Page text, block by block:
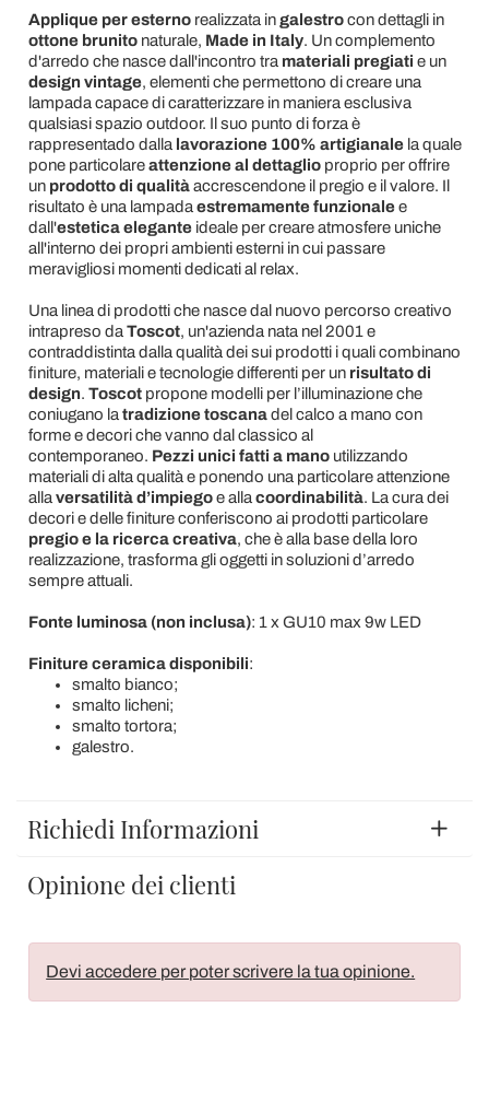
Applique per esterno realizzata ingalestrocon dettagli in
ottone brunito naturale, Made in Italy. Un complemento
d'arredo che nasce dall'incontro tra materiali pregiati e un
design vintage, elementi che permettono di creare una
lampada capace di caratterizzare in maniera esclusiva
qualsiasi spazio outdoor. Il suo punto di forza è
rappresentado dalla lavorazione 100% artigianale la quale
pone particolareattenzione al dettaglioproprio per offrire
un prodotto di qualitàaccrescendone il pregio e il valore. Il
risultato è una lampada estremamente funzionalee
dall'estetica elegante ideale per creare atmosfere uniche
all'interno dei propri ambienti esterni in cui passare
meravigliosi momenti dedicati al relax.
Una linea di prodotti che nasce dal nuovo percorso creativo
intrapreso da Toscot, un'azienda nata nel 2001 e
contraddistinta dalla qualità dei sui prodotti i quali combinano
finiture, materiali e tecnologie differenti per un risultato di
design. Toscotpropone modelli per l’illuminazione che
coniugano la tradizione toscanadel calco a mano con
forme e decori che vanno dal classico al
contemporaneo. Pezzi unici fatti a manoutilizzando
materiali di alta qualità e ponendo una particolare attenzione
alla versatilità d’impiegoe alla coordinabilità. La cura dei
decori e delle finiture conferiscono ai prodotti particolare
pregio e la ricerca creativa, che è alla base della loro
realizzazione, trasforma gli oggetti in soluzioni d’arredo
sempre attuali.
Fonte luminosa (non inclusa): 1 x GU10 max 9w LED
Finiture ceramica disponibili:
smalto bianco;
smalto licheni;
smalto tortora;
galestro.
Richiedi Informazioni
Opinione dei clienti
Devi accedere per poter scrivere la tua opinione.